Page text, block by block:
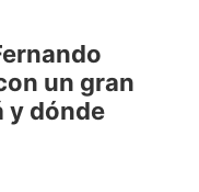
un gran
y dónde